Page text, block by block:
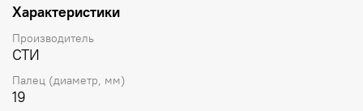
Характеристики
Производитель
СТИ
Палец (диаметр, мм)
19